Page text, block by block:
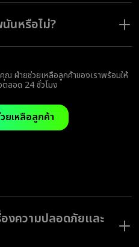
มที่ได้รับการกำกับดูแล และให้บริการ
าความปลอดภัยมากที่สุดให้กับ
นหรือไม่?
เทรดออนไลน์ที่ผู้ใช้สามารถทำเงินได้
องราคาสินทรัพย์
ฝ่ายช่วยเหลือลูกค้าของเราพร้อมให้
ลอด 24 ชั่วโมง
ยเหลือลูกค้า
งความปลอดภัยและ